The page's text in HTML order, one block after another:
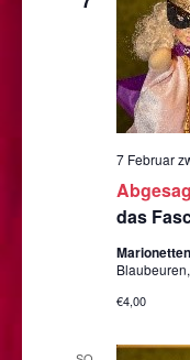
das
7 Februar
€4,00